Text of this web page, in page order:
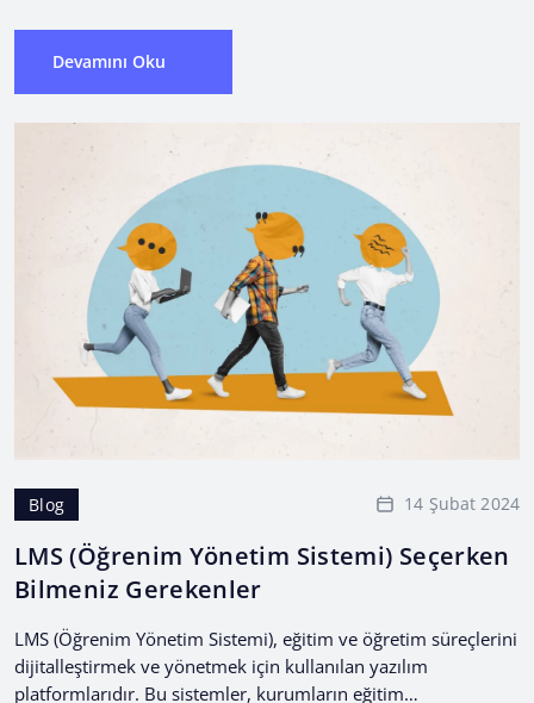
Devamını Oku
Blog 14 Şubat 2024
LMS (Öğrenim Yönetim Sistemi) Seçerken
Bilmeniz Gerekenler
LMS (Öğrenim Yönetim Sistemi), eğitim ve öğretim süreçlerini
dijitalleştirmek ve yönetmek için kullanılan yazılım
platformlarıdır. Bu sistemler, kurumların eğitim